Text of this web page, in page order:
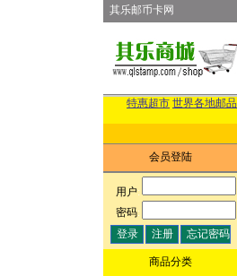
其乐邮币卡网
特惠超市 世界各地邮品
会员登陆
用户:
密码:
商品分类